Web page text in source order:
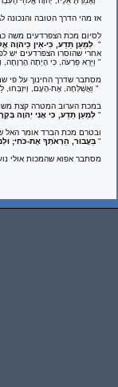
אז מהי הדרך הטובה והנכונה
לסיום מכת הצפרדעים משה
" לְמַעַן תֵּדַע, כִּי-אֵין כַּיהוָה
אחרי שהוסרו הצפרדעים יש
" וַיַּרְא פַּרְעֹה, כִּי הָיְתָה
מסתבר שדרך החינוך על פי
" וַאֲשַׁלְּחָה, אֶת-הָעָם, וְיִזְבְּחוּ,
במכת הערוב המטרה קצת
"לְמַעַן תֵּדַע, כִּי אֲנִי יְהוָה
ובטרם מכת הברד אומר האל
"בַּעֲבוּר, הַרְאֹתְךָ אֶת-כֹּחִי;
מסתבר אפוא שהמכות אולי